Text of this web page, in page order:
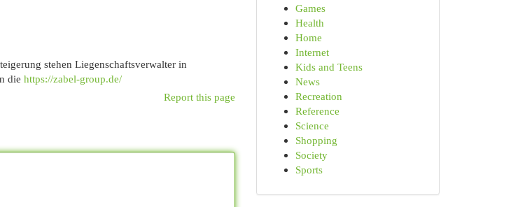
stehen Liegenschaftsverwalter in
die https://zabel-group.de/
Report this page
Games
Health
Home
Internet
Kids and Teens
News
Recreation
Reference
Science
Shopping
Society
Sports